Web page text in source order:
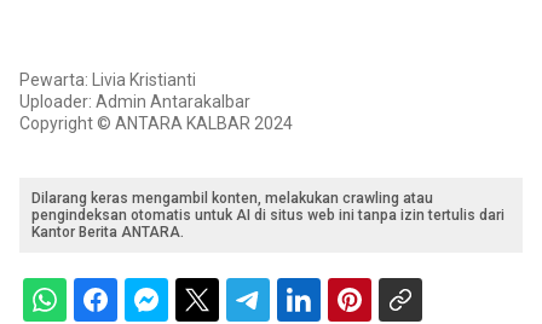
Pewarta: Livia Kristianti
Uploader: Admin Antarakalbar
Copyright © ANTARA KALBAR 2024
Dilarang keras mengambil konten, melakukan crawling atau
pengindeksan otomatis untuk AI di situs web ini tanpa izin tertulis dari
Kantor Berita ANTARA.